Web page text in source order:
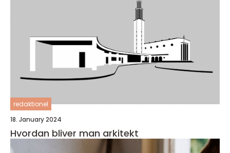
redaktionel
18. January 2024
Hvordan bliver man arkitekt